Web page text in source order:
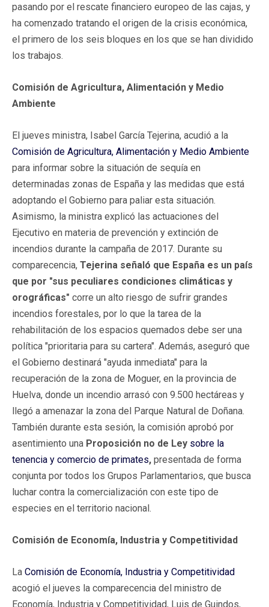
pasando por el rescate financiero europeo de las cajas, y
ha comenzado tratando el origen de la crisis económica,
el primero de los seis bloques en los que se han dividido
los trabajos.
Comisión de Agricultura, Alimentación y Medio
Ambiente
El jueves ministra, Isabel García Tejerina, acudió a la
Comisión de Agricultura, Alimentación y Medio Ambiente
para informar sobre la situación de sequía en
determinadas zonas de España y las medidas que está
adoptando el Gobierno para paliar esta situación.
Asimismo, la ministra explicó las actuaciones del
Ejecutivo en materia de prevención y extinción de
incendios durante la campaña de 2017. Durante su
comparecencia, Tejerina señaló que España es un país
que por "sus peculiares condiciones climáticas y
orográficas" corre un alto riesgo de sufrir grandes
incendios forestales, por lo que la tarea de la
rehabilitación de los espacios quemados debe ser una
política "prioritaria para su cartera". Además, aseguró que
el Gobierno destinará "ayuda inmediata" para la
recuperación de la zona de Moguer, en la provincia de
Huelva, donde un incendio arrasó con 9.500 hectáreas y
llegó a amenazar la zona del Parque Natural de Doñana.
También durante esta sesión, la comisión aprobó por
asentimiento una Proposición no de Ley sobre la
tenencia y comercio de primates, presentada de forma
conjunta por todos los Grupos Parlamentarios, que busca
luchar contra la comercialización con este tipo de
especies en el territorio nacional.
Comisión de Economía, Industria y Competitividad
La Comisión de Economía, Industria y Competitividad
acogió el jueves la comparecencia del ministro de
Economía, Industria y Competitividad, Luis de Guindos,